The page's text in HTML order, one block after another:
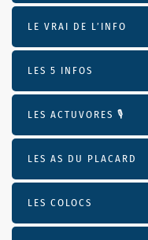
LE VRAI DE L’INFO
LES 5 INFOS
LES ACTUVORES 🎙
LES AS DU PLACARD
LES COLOCS